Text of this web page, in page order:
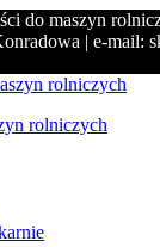
do maszyn
| e-mail:
rolniczych